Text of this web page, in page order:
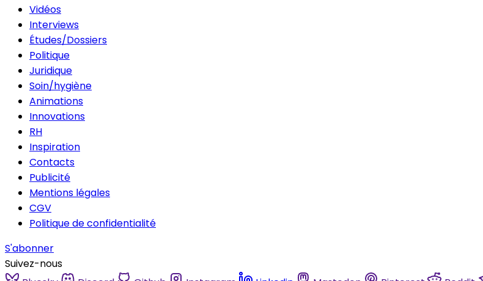
Vidéos
Interviews
Études/Dossiers
Politique
Juridique
Soin/hygiène
Animations
Innovations
RH
Inspiration
Contacts
Publicité
Mentions légales
CGV
Politique de confidentialité
S'abonner
Suivez-nous